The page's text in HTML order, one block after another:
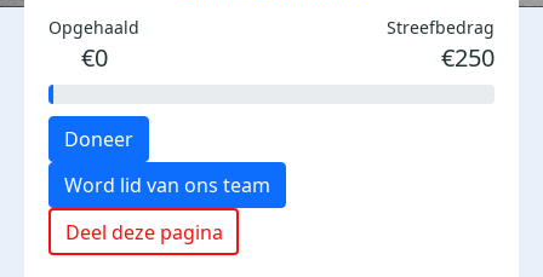
Opgehaald
€0
Streefbedrag
€250
Doneer
Word lid van ons team
Deel deze pagina